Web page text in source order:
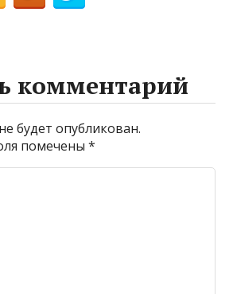
комментарий
будет опубликован.
помечены*